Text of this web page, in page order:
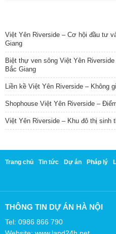
Việt Yên Riverside – Cơ hội đầu tư
Giang
Biệt thự ven sông Việt Yên
Bắc Giang
Liền kề Việt Yên Riverside – Không
Shophouse Việt Yên Riverside –
Việt Yên Riverside – Khu đô thị sinh
Trang chủ Tin tức Dự án Pháp lý
THÔNG TIN DỰ ÁN HÀ NỘI
Tel: 0986 866 790